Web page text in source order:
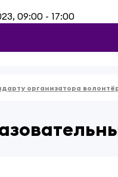
09:00 - 17:00
организатора